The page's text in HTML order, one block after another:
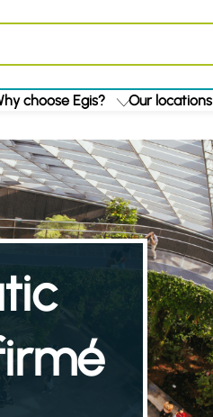
choose Egis? Our locations